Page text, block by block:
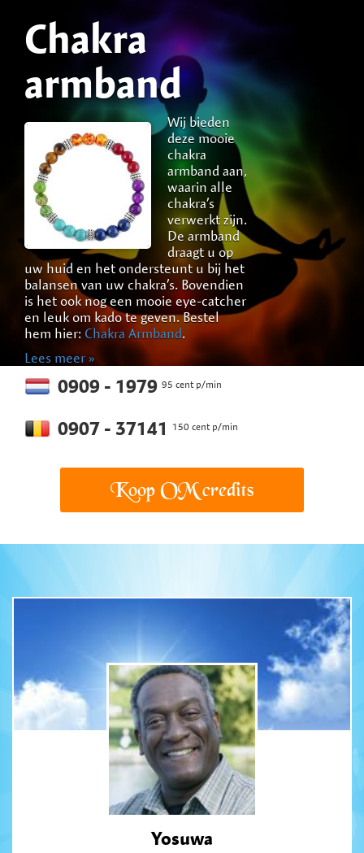
In de Lente
De zon en
wolken,
koude wind
striemt de
natuur,
bloemen in
de knop.
Chakra
armband
Wij bieden
deze mooie
chakra
armband aan,
waarin alle
chakra’s
verwerkt zijn.
De armband
draagt u op
uw huid en het ondersteunt u bij het
balansen van uw chakra’s. Bovendien
is het ook nog een mooie eye-catcher
en leuk om kado te geven. Bestel
hem hier: Chakra Armband.
Lees meer »
Positief
Ondanks tegenslagen… Blijf positief.
Gaan dingen goed… Dat is positief.
Laat je meevoeren door jouw hart….
Heel positief!
Lees meer »
Credits
Belgie
Ook vanuit
België
stukken
goedkoper
bellen?
Dat kan…
Klik op de
oranje
button OM
Credits
en bespaar 35 cent per minuut.
Betaal veilig via Mister Cash!
Lees meer »
Leef in het
Nu
Niet treuren om het verleden,
minder hopen op de toekomst,
en meer houden van het heden,
want NU is alles goed.
0909 - 1979 95 cent p/min
0907 - 37141 150 cent p/min
Koop OM credits
Yosuwa